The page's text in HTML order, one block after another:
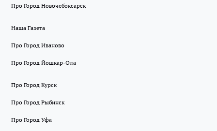
Про Город Новочебоксарск
Наша Газета
Про Город Иваново
Про Город Йошкар-Ола
Про Город Курск
Про Город Рыбинск
Про Город Уфа